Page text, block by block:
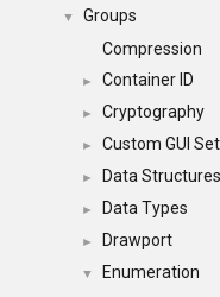
▼
Groups
Compression
► Container ID
► Cryptography
► Custom GUI
► Data Structures
► Data Types
► Drawport
▼ Enumeration